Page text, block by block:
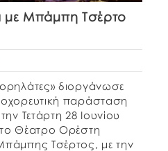
με Μπάμπη Τσέρτο
διοργάνωσε
παράσταση
Τετάρτη 28 Ιουνίου
Θέατρο Ορέστη
Τσέρτος, με την